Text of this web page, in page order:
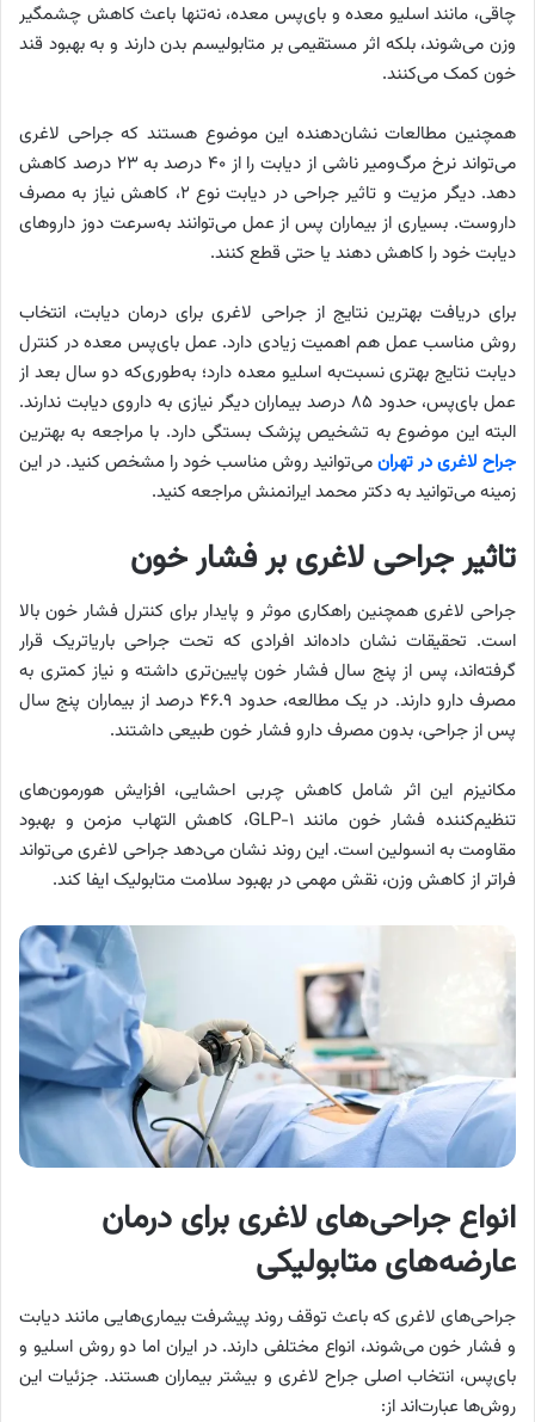
چاقی، مانند اسلیو معده و بای‌پس معده، نه‌تنها باعث کاهش چشمگیر
وزن می‌شوند، بلکه اثر مستقیمی بر متابولیسم بدن دارند و به بهبود قند
خون کمک می‌کنند.
همچنین مطالعات نشان‌دهنده این موضوع هستند که جراحی لاغری
می‌تواند نرخ مرگ‌ومیر ناشی از دیابت را از ۴۰ درصد به ۲۳ درصد کاهش
دهد. دیگر مزیت و تاثیر جراحی در دیابت نوع ۲، کاهش نیاز به مصرف
داروست. بسیاری از بیماران پس از عمل می‌توانند به‌سرعت دوز داروهای
دیابت خود را کاهش دهند یا حتی قطع کنند.
برای دریافت بهترین نتایج از جراحی لاغری برای درمان دیابت، انتخاب
روش مناسب عمل هم اهمیت زیادی دارد. عمل بای‌پس معده در کنترل
دیابت نتایج بهتری نسبت‌به اسلیو معده دارد؛ به‌طوری‌که دو سال بعد از
عمل بای‌پس، حدود ۸۵ درصد بیماران دیگر نیازی به داروی دیابت ندارند.
البته این موضوع به تشخیص پزشک بستگی دارد. با مراجعه به بهترین
جراح لاغری در تهرانمی‌توانید روش مناسب خود را مشخص کنید. در این
زمینه می‌توانید به دکتر محمد ایرانمنش مراجعه کنید.
تاثیر جراحی لاغری بر فشار خون
جراحی لاغری همچنین راهکاری موثر و پایدار برای کنترل فشار خون بالا
است. تحقیقات نشان داده‌اند افرادی که تحت جراحی باریاتریک قرار
گرفته‌اند، پس از پنج سال فشار خون پایین‌تری داشته و نیاز کمتری به
مصرف دارو دارند. در یک مطالعه، حدود ۴۶.۹ درصد از بیماران پنج سال
پس از جراحی، بدون مصرف دارو فشار خون طبیعی داشتند.
مکانیزم این اثر شامل کاهش چربی احشایی، افزایش هورمون‌های
تنظیم‌کننده فشار خون مانند GLP-۱، کاهش التهاب مزمن و بهبود
مقاومت به انسولین است. این روند نشان می‌دهد جراحی لاغری می‌تواند
فراتر از کاهش وزن، نقش مهمی در بهبود سلامت متابولیک ایفا کند.
انواع جراحی‌های لاغری برای درمان
عارضه‌های متابولیکی
جراحی‌های لاغری که باعث توقف روند پیشرفت بیماری‌هایی مانند دیابت
و فشار خون می‌شوند، انواع مختلفی دارند. در ایران اما دو روش اسلیو و
بای‌پس، انتخاب اصلی جراح لاغری و بیشتر بیماران هستند. جزئیات این
روش‌ها عبارت‌اند از: